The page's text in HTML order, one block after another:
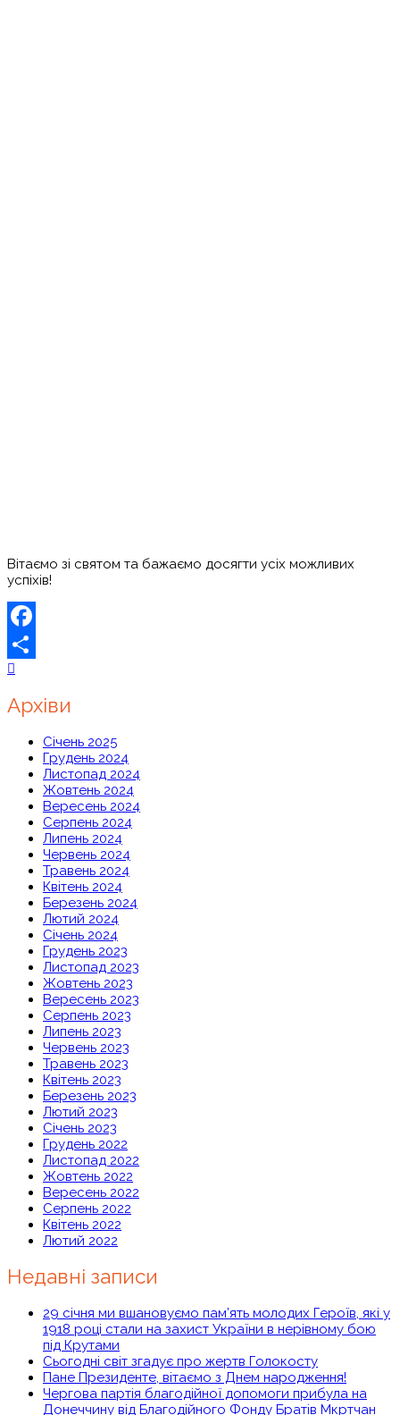
Вітаємо зі святом та бажаємо досягти усіх можливих
успіхів!
Facebook
Share
Архіви
Січень 2025
Грудень 2024
Листопад 2024
Жовтень 2024
Вересень 2024
Серпень 2024
Липень 2024
Червень 2024
Травень 2024
Квітень 2024
Березень 2024
Лютий 2024
Січень 2024
Грудень 2023
Листопад 2023
Жовтень 2023
Вересень 2023
Серпень 2023
Липень 2023
Червень 2023
Травень 2023
Квітень 2023
Березень 2023
Лютий 2023
Січень 2023
Грудень 2022
Листопад 2022
Жовтень 2022
Вересень 2022
Серпень 2022
Квітень 2022
Лютий 2022
Недавні записи
29 січня ми вшановуємо пам’ять молодих Героїв, які у
1918 році стали на захист України в нерівному бою
під Крутами
Сьогодні світ згадує про жертв Голокосту
Пане Президенте, вітаємо з Днем народження!
Чергова партія благодійної допомоги прибула на
Донеччину від Благодійного Фонду Братів Мкртчан